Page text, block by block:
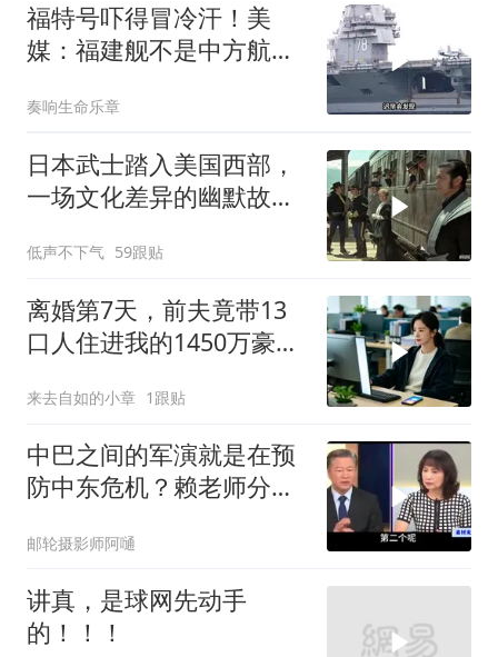
福特号吓得冒冷汗！美
媒：福建舰不是中方航母
奏响生命乐章
日本武士踏入美国西部，
一场文化差异的幽默故事
低声不下气 59跟贴
离婚第7天，前夫竟带13
口人住进我的1450万豪
来去自如的小章 1跟贴
中巴之间的军演就是在预
防中东危机？赖老师分析
邮轮摄影师阿嗵
讲真，是球网先动手
的！！！